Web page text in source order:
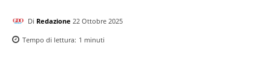
Di Redazione 22 Ottobre 2025
Tempo di lettura: 1 minuti